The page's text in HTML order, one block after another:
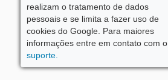
realizam o tratamento de dados
pessoais e se limita a fazer uso de
cookies do Google. Para maiores
informações entre em contato com o
suporte.